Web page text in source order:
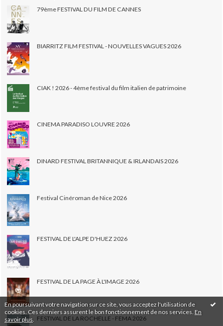
En poursuivant votre navigation sur ce site, vous acceptez l'utilisation de
cookies. Ces derniers assurent le bon fonctionnement de nos services. En
savoir plus
79ème FESTIVAL DU FILM DE CANNES
BIARRITZ FILM FESTIVAL - NOUVELLES VAGUES 2026
CIAK ! 2026 - 4ème festival du film italien de patrimoine
CINEMA PARADISO LOUVRE 2026
DINARD FESTIVAL BRITANNIQUE & IRLANDAIS 2026
Festival Cinéroman de Nice 2026
FESTIVAL DE L'ALPE D'HUEZ 2026
FESTIVAL DE LA PAGE À L'IMAGE 2026
FESTIVAL DE LA ROCHELLE - FEMA 2026